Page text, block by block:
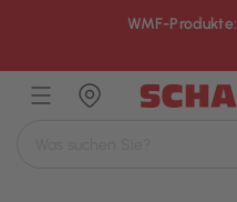
WMF-Produkte: